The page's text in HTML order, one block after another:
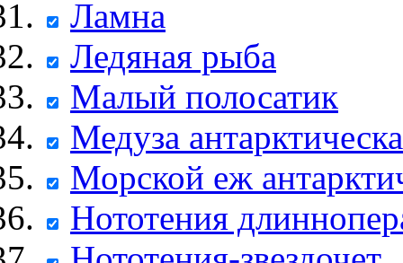
Ламна
Ледяная рыба
Малый полосатик
Медуза
Морской еж
Нототения